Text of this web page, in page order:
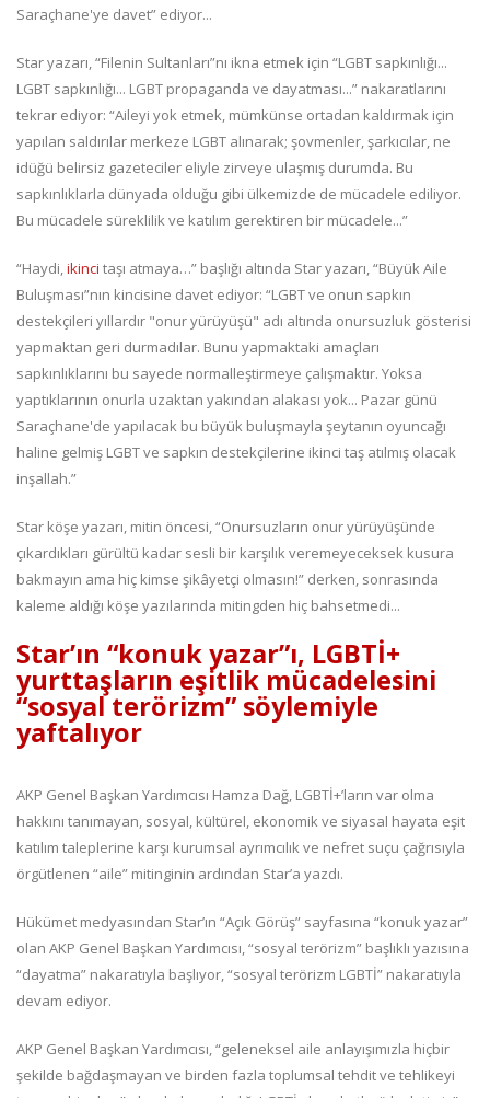
Saraçhane'ye davet” ediyor...
Star yazarı, “Filenin Sultanları”nı ikna etmek için “LGBT sapkınlığı...
LGBT sapkınlığı... LGBT propaganda ve dayatması...” nakaratlarını
tekrar ediyor: “Aileyi yok etmek, mümkünse ortadan kaldırmak için
yapılan saldırılar merkeze LGBT alınarak; şovmenler, şarkıcılar, ne
idüğü belirsiz gazeteciler eliyle zirveye ulaşmış durumda. Bu
sapkınlıklarla dünyada olduğu gibi ülkemizde de mücadele ediliyor.
Bu mücadele süreklilik ve katılım gerektiren bir mücadele...”
“Haydi,ikinci taşı atmaya…” başlığı altında Star yazarı, “Büyük Aile
Buluşması”nın kincisine davet ediyor: “LGBT ve onun sapkın
destekçileri yıllardır "onur yürüyüşü" adı altında onursuzluk gösterisi
yapmaktan geri durmadılar. Bunu yapmaktaki amaçları
sapkınlıklarını bu sayede normalleştirmeye çalışmaktır. Yoksa
yaptıklarının onurla uzaktan yakından alakası yok... Pazar günü
Saraçhane'de yapılacak bu büyük buluşmayla şeytanın oyuncağı
haline gelmiş LGBT ve sapkın destekçilerine ikinci taş atılmış olacak
inşallah.”
Star köşe yazarı, mitin öncesi, “Onursuzların onur yürüyüşünde
çıkardıkları gürültü kadar sesli bir karşılık veremeyeceksek kusura
bakmayın ama hiç kimse şikâyetçi olmasın!” derken, sonrasında
kaleme aldığı köşe yazılarında mitingden hiç bahsetmedi...
Star’ın “konuk yazar”ı, LGBTİ+
yurttaşların eşitlik mücadelesini
“sosyal terörizm” söylemiyle
yaftalıyor
AKP Genel Başkan Yardımcısı Hamza Dağ, LGBTİ+’ların var olma
hakkını tanımayan, sosyal, kültürel, ekonomik ve siyasal hayata eşit
katılım taleplerine karşı kurumsal ayrımcılık ve nefret suçu çağrısıyla
örgütlenen “aile” mitinginin ardından Star’a yazdı.
Hükümet medyasından Star’ın “Açık Görüş” sayfasına “konuk yazar”
olan AKP Genel Başkan Yardımcısı, “sosyal terörizm” başlıklı yazısına
“dayatma” nakaratıyla başlıyor, “sosyal terörizm LGBTİ” nakaratıyla
devam ediyor.
AKP Genel Başkan Yardımcısı, “geleneksel aile anlayışımızla hiçbir
şekilde bağdaşmayan ve birden fazla toplumsal tehdit ve tehlikeyi